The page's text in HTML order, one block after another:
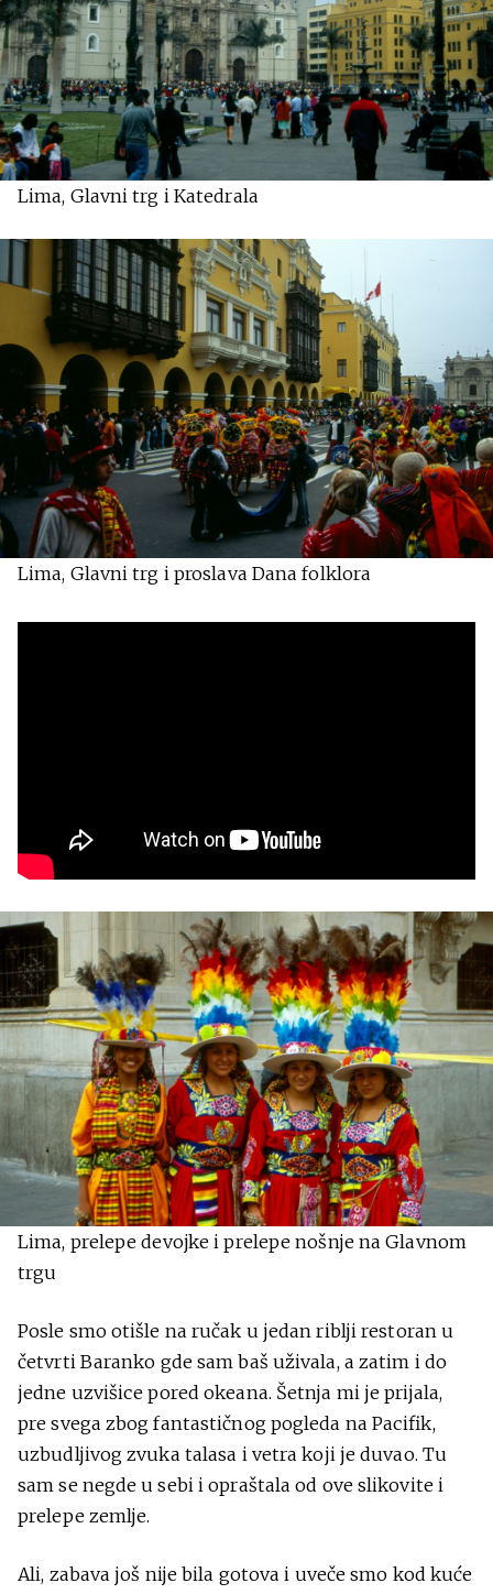
Lima, Glavni trg i Katedrala
Lima, Glavni trg i proslava Dana folklora
Lima, prelepe devojke i prelepe nošnje na Glavnom
trgu
Posle smo otišle na ručak u jedan riblji restoran u
četvrti Baranko gde sam baš uživala, a zatim i do
jedne uzvišice pored okeana. Šetnja mi je prijala,
pre svega zbog fantastičnog pogleda na Pacifik,
uzbudljivog zvuka talasa i vetra koji je duvao. Tu
sam se negde u sebi i opraštala od ove slikovite i
prelepe zemlje.
Ali, zabava još nije bila gotova i uveče smo kod kuće